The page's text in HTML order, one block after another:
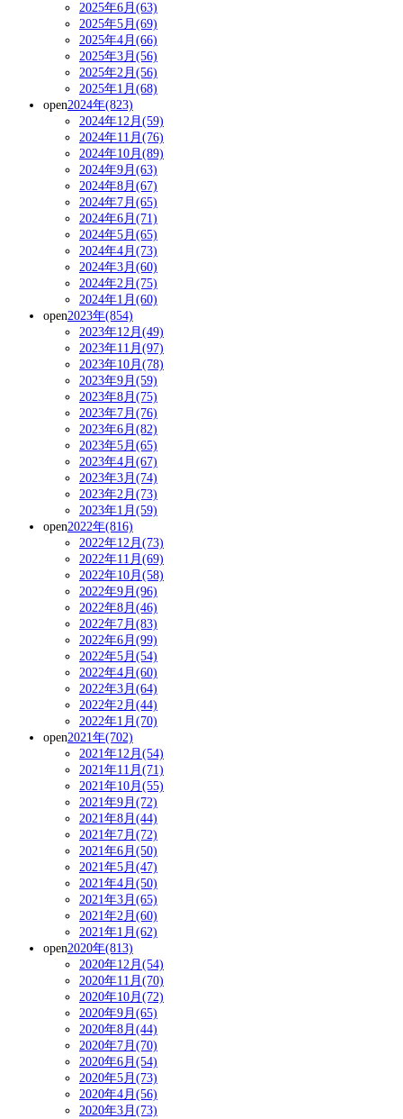
2025年6月(63)
2025年5月(69)
2025年4月(66)
2025年3月(56)
2025年2月(56)
2025年1月(68)
open2024年(823)
2024年12月(59)
2024年11月(76)
2024年10月(89)
2024年9月(63)
2024年8月(67)
2024年7月(65)
2024年6月(71)
2024年5月(65)
2024年4月(73)
2024年3月(60)
2024年2月(75)
2024年1月(60)
open2023年(854)
2023年12月(49)
2023年11月(97)
2023年10月(78)
2023年9月(59)
2023年8月(75)
2023年7月(76)
2023年6月(82)
2023年5月(65)
2023年4月(67)
2023年3月(74)
2023年2月(73)
2023年1月(59)
open2022年(816)
2022年12月(73)
2022年11月(69)
2022年10月(58)
2022年9月(96)
2022年8月(46)
2022年7月(83)
2022年6月(99)
2022年5月(54)
2022年4月(60)
2022年3月(64)
2022年2月(44)
2022年1月(70)
open2021年(702)
2021年12月(54)
2021年11月(71)
2021年10月(55)
2021年9月(72)
2021年8月(44)
2021年7月(72)
2021年6月(50)
2021年5月(47)
2021年4月(50)
2021年3月(65)
2021年2月(60)
2021年1月(62)
open2020年(813)
2020年12月(54)
2020年11月(70)
2020年10月(72)
2020年9月(65)
2020年8月(44)
2020年7月(70)
2020年6月(54)
2020年5月(73)
2020年4月(56)
2020年3月(73)